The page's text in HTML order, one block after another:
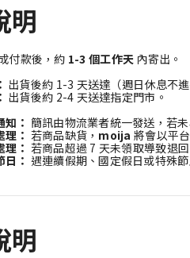
明
付款後，約 1-3 個工作天 內寄出。
出貨後約 1-3 天送達（週日休息不
出貨後約 2-4 天送達指定門市。
： 簡訊由物流業者統一發送，若
： 若商品缺貨， moija 將會以平
： 若商品超過 7 天未領取導致退
： 遇連續假期、國定假日或特殊
明